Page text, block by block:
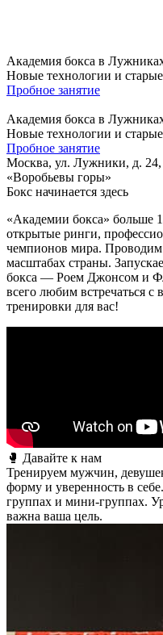
Академия бокса в
Новые технологии и
Пробное занятие
Академия бокса в
Новые технологии и
Пробное занятие
Москва, ул. Лужники, д. 24,
«Воробьевы горы»
Бокс начинается здесь
«Академии бокса» больше
открытые ринги,
чемпионов мира.
масштабах страны.
бокса — Роем Джонсом и
всего любим встречаться
тренировки для вас!
🥊 Давайте к нам
Тренируем мужчин,
форму и уверенность в
группах и мини-группах.
важна ваша цель.